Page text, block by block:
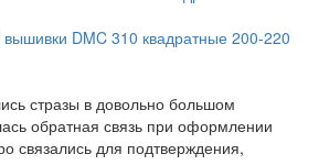
DMC 310 квадратные 200-220
стразы в довольно большом
обратная связь при оформлении
связались для подтверждения,